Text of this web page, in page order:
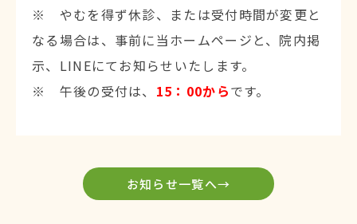
※ やむを得ず休診、または受付時間が変更と
なる場合は、事前に当ホームページと、院内掲
示、LINEにてお知らせいたします。
※ 午後の受付は、 15：00からです。
お知らせ一覧へ→